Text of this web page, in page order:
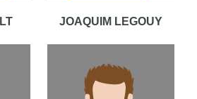
JOAQUIM LEGOUY